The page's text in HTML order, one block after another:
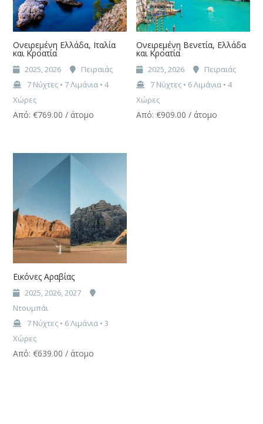
Ονειρεμένη Ελλάδα, Ιταλία
και Κροατία
2025, 2026
Πειραιάς
7 Νύχτες • 7 Λιμάνια • 4
Χώρες
Από:€769.00 / άτομο
Ονειρεμένη Βενετία, Ελλάδα
και Κροατία
2025, 2026
Πειραιάς
7 Νύχτες • 6 Λιμάνια • 4
Χώρες
Από:€909.00 / άτομο
Εικόνες Αραβίας
2025, 2026, 2027
Ντουμπάι
7 Νύχτες • 6 Λιμάνια • 3
Χώρες
Από:€639.00 / άτομο